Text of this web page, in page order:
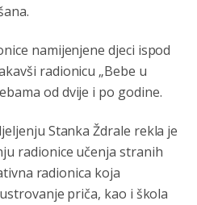
namijenjene djeci ispod
radionicu „Bebe u
od dvije i po godine.
Stanka Ždrale rekla je
radionice učenja stranih
radionica koja
priča, kao i škola
dokle smo došli.ako
dan semafora.